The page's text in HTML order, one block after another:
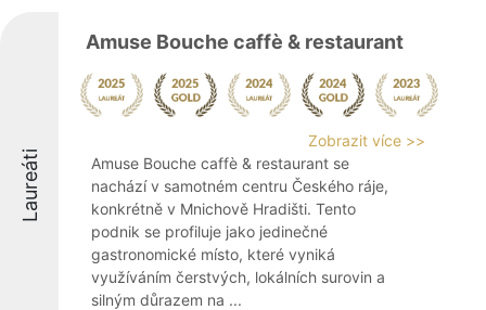
Laureáti
Amuse Bouche caffè & restaurant
Zobrazit více >>
Amuse Bouche caffè & restaurant se
nachází v samotném centru Českého ráje,
konkrétně v Mnichově Hradišti. Tento
podnik se profiluje jako jedinečné
gastronomické místo, které vyniká
využíváním čerstvých, lokálních surovin a
silným důrazem na ...